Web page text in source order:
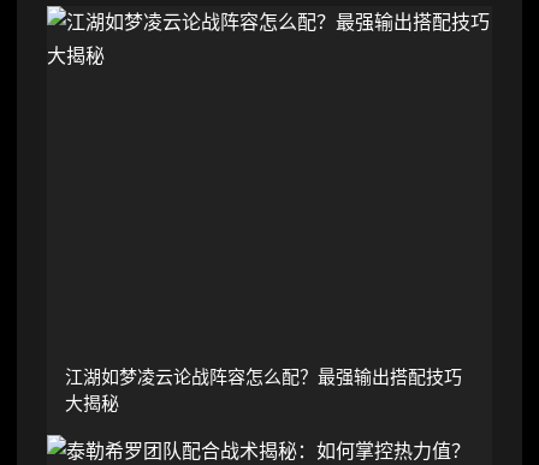
江湖如梦凌云论战阵容怎么配？最强输出搭配技巧
大揭秘